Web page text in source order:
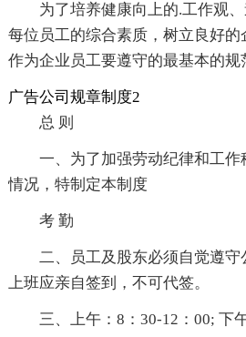
为了培养健康向上的.工作观
每位员工的综合素质，树立良好
作为企业员工要遵守的最基本的规
广告公司规章制度2
总 则
一、为了加强劳动纪律和工
情况，特制定本制度
考 勤
二、员工及股东必须自觉遵守
上班应亲自签到，不可代签。
三、上午：8：30-12：00; 下